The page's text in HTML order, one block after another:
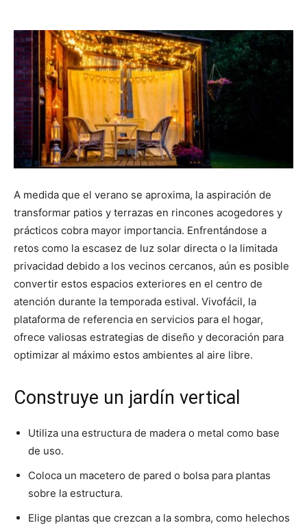
A medida que el verano se aproxima, la aspiración de
transformar patios y terrazas en rincones acogedores y
prácticos cobra mayor importancia. Enfrentándose a
retos como la escasez de luz solar directa o la limitada
privacidad debido a los vecinos cercanos, aún es posible
convertir estos espacios exteriores en el centro de
atención durante la temporada estival. Vivofácil, la
plataforma de referencia en servicios para el hogar,
ofrece valiosas estrategias de diseño y decoración para
optimizar al máximo estos ambientes al aire libre.
Construye un jardín vertical
Utiliza una estructura de madera o metal como base
de uso.
Coloca un macetero de pared o bolsa para plantas
sobre la estructura.
Elige plantas que crezcan a la sombra, como helechos